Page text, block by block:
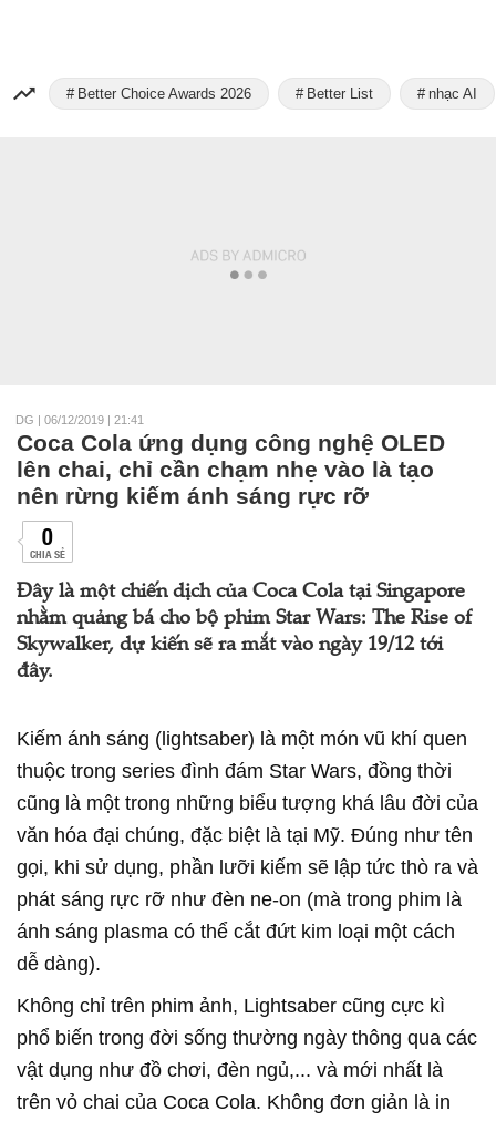
Better Choice Awards 2026 Better List nhạc AI
DG | 06/12/2019 | 21:41
Coca Cola ứng dụng công nghệ OLED
lên chai, chỉ cần chạm nhẹ vào là tạo
nên rừng kiếm ánh sáng rực rỡ
0
CHIA SẺ
Đây là một chiến dịch của Coca Cola tại Singapore
nhằm quảng bá cho bộ phim Star Wars: The Rise of
Skywalker, dự kiến sẽ ra mắt vào ngày 19/12 tới
đây.
Kiếm ánh sáng (lightsaber) là một món vũ khí quen
thuộc trong series đình đám Star Wars, đồng thời
cũng là một trong những biểu tượng khá lâu đời của
văn hóa đại chúng, đặc biệt là tại Mỹ. Đúng như tên
gọi, khi sử dụng, phần lưỡi kiếm sẽ lập tức thò ra và
phát sáng rực rỡ như đèn ne-on (mà trong phim là
ánh sáng plasma có thể cắt đứt kim loại một cách
dễ dàng).
Không chỉ trên phim ảnh, Lightsaber cũng cực kì
phổ biến trong đời sống thường ngày thông qua các
vật dụng như đồ chơi, đèn ngủ,... và mới nhất là
trên vỏ chai của Coca Cola. Không đơn giản là in